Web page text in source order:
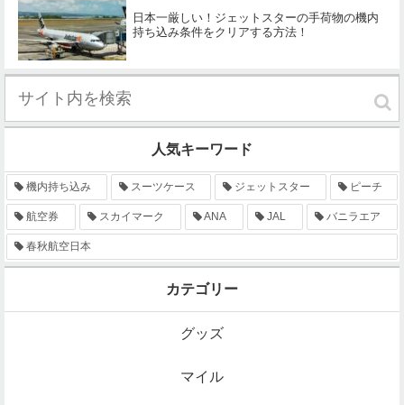
日本一厳しい！ジェットスターの手荷物の機内
持ち込み条件をクリアする方法！
人気キーワード
機内持ち込み スーツケース ジェットスター ピーチ
航空券 スカイマーク ANA JAL バニラエア
春秋航空日本
カテゴリー
グッズ
マイル